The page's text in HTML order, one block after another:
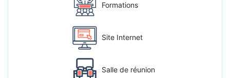
Formations
Site Internet
Salle de réunion